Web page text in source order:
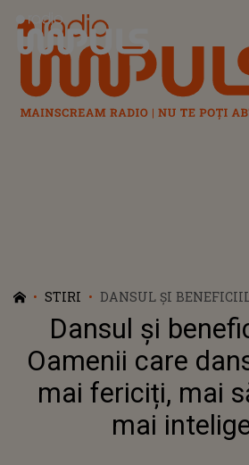
Radio Impuls
STIRI
DANSUL ȘI
CARE DANSEAZĂ
SĂNĂTOȘI ȘI MAI
Dansul și
Oamenii care
mai fericiți, mai
mai